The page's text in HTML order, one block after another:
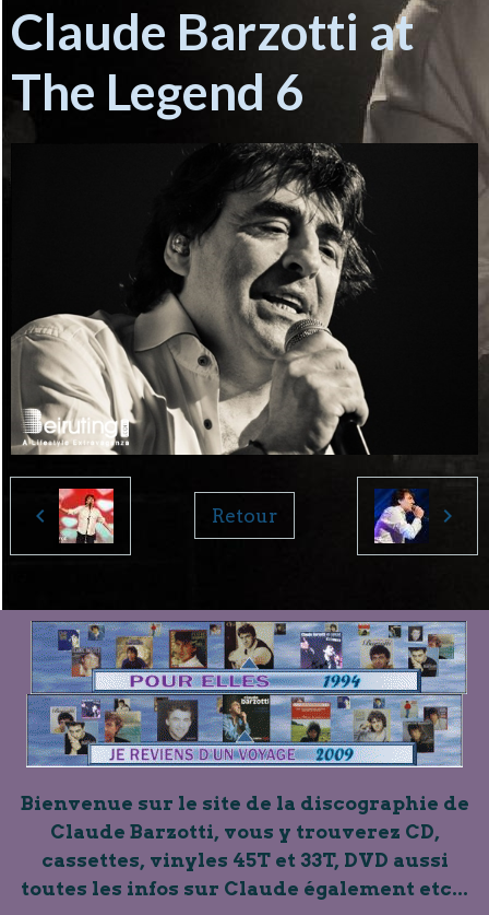
Claude Barzotti at
The Legend 6
Retour
Bienvenue sur le site de la discographie de
Claude Barzotti, vous y trouverez CD,
cassettes, vinyles 45T et 33T, DVD aussi
toutes les infos sur Claude également etc...